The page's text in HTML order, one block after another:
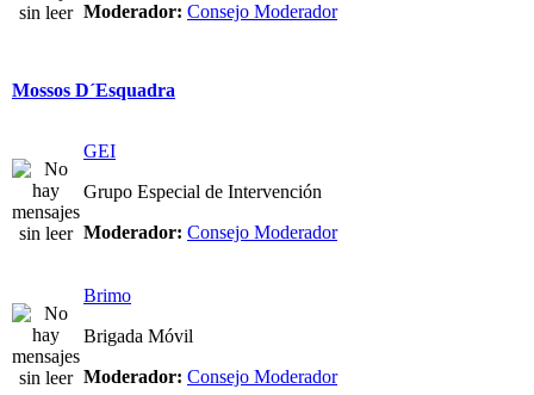
Moderador: Consejo Moderador
Mossos D´Esquadra
GEI
Grupo Especial de Intervención
Moderador: Consejo Moderador
Brimo
Brigada Móvil
Moderador: Consejo Moderador